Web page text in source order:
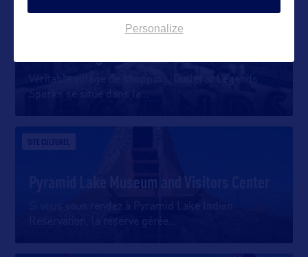
SHOPPING
Véritable village de shopping, Outlet at Legends
Sparks se situe dans la
SITE CULTUREL
Pyramid Lake Museum and Visitors Center
Si vous vous rendez à Pyramid Lake Indian
Reservation, la réserve gérée
Personalize